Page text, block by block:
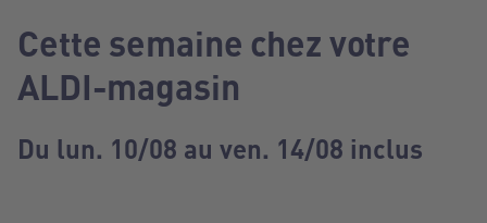
Cette semaine chez votre
ALDI-magasin
Du lun. 10/08 au ven. 14/08 inclus